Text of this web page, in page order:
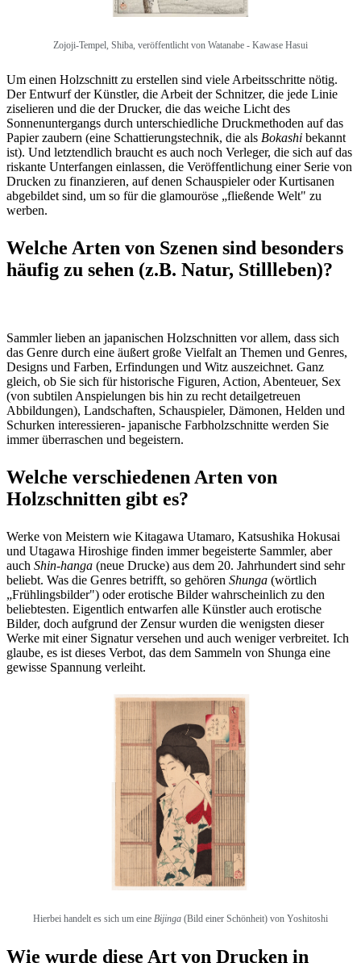
Zojoji-Tempel, Shiba, veröffentlicht von Watanabe - Kawase Hasui
Um einen Holzschnitt zu erstellen sind viele Arbeitsschritte nötig.
Der Entwurf der Künstler, die Arbeit der Schnitzer, die jede Linie
ziselieren und die der Drucker, die das weiche Licht des
Sonnenuntergangs durch unterschiedliche Druckmethoden auf das
Papier zaubern (eine Schattierungstechnik, die als Bokashi bekannt
ist). Und letztendlich braucht es auch noch Verleger, die sich auf das
riskante Unterfangen einlassen, die Veröffentlichung einer Serie von
Drucken zu finanzieren, auf denen Schauspieler oder Kurtisanen
abgebildet sind, um so für die glamouröse „fließende Welt" zu
werben.
Welche Arten von Szenen sind besonders
häufig zu sehen (z.B. Natur, Stillleben)?
Sammler lieben an japanischen Holzschnitten vor allem, dass sich
das Genre durch eine äußert große Vielfalt an Themen und Genres,
Designs und Farben, Erfindungen und Witz auszeichnet. Ganz
gleich, ob Sie sich für historische Figuren, Action, Abenteuer, Sex
(von subtilen Anspielungen bis hin zu recht detailgetreuen
Abbildungen), Landschaften, Schauspieler, Dämonen, Helden und
Schurken interessieren- japanische Farbholzschnitte werden Sie
immer überraschen und begeistern.
Welche verschiedenen Arten von
Holzschnitten gibt es?
Werke von Meistern wie Kitagawa Utamaro, Katsushika Hokusai
und Utagawa Hiroshige finden immer begeisterte Sammler, aber
auch Shin-hanga (neue Drucke) aus dem 20. Jahrhundert sind sehr
beliebt. Was die Genres betrifft, so gehören Shunga (wörtlich
„Frühlingsbilder") oder erotische Bilder wahrscheinlich zu den
beliebtesten. Eigentlich entwarfen alle Künstler auch erotische
Bilder, doch aufgrund der Zensur wurden die wenigsten dieser
Werke mit einer Signatur versehen und auch weniger verbreitet. Ich
glaube, es ist dieses Verbot, das dem Sammeln von Shunga eine
gewisse Spannung verleiht.
Hierbei handelt es sich um eine Bijinga (Bild einer Schönheit) von Yoshitoshi
Wie wurde diese Art von Drucken in